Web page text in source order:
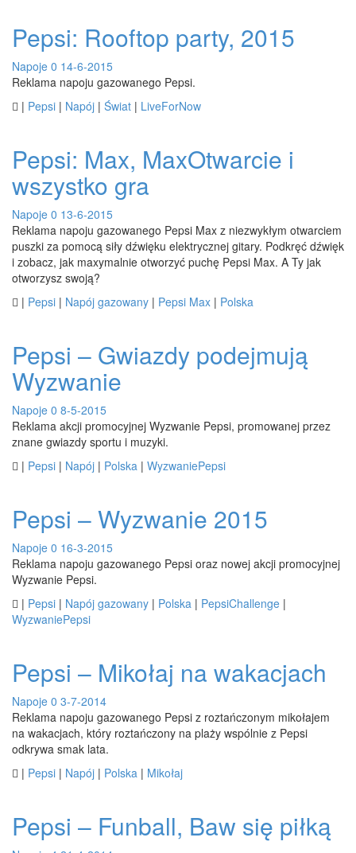
Pepsi: Rooftop party, 2015
Napoje 0 14-6-2015
Reklama napoju gazowanego Pepsi.
 | Pepsi | Napój | Świat | LiveForNow
Pepsi: Max, MaxOtwarcie i
wszystko gra
Napoje 0 13-6-2015
Reklama napoju gazowanego Pepsi Max z niezwykłym otwarciem
puszki za pomocą siły dźwięku elektrycznej gitary. Podkręć dźwięk
i zobacz, jak maxymalnie otworzyć puchę Pepsi Max. A Ty jak
otworzysz swoją?
 | Pepsi | Napój gazowany | Pepsi Max | Polska
Pepsi – Gwiazdy podejmują
Wyzwanie
Napoje 0 8-5-2015
Reklama akcji promocyjnej Wyzwanie Pepsi, promowanej przez
znane gwiazdy sportu i muzyki.
 | Pepsi | Napój | Polska | WyzwaniePepsi
Pepsi – Wyzwanie 2015
Napoje 0 16-3-2015
Reklama napoju gazowanego Pepsi oraz nowej akcji promocyjnej
Wyzwanie Pepsi.
 | Pepsi | Napój gazowany | Polska | PepsiChallenge |
WyzwaniePepsi
Pepsi – Mikołaj na wakacjach
Napoje 0 3-7-2014
Reklama napoju gazowanego Pepsi z roztańczonym mikołajem
na wakacjach, który roztańczony na plaży wspólnie z Pepsi
odkrywa smak lata.
 | Pepsi | Napój | Polska | Mikołaj
Pepsi – Funball, Baw się piłką